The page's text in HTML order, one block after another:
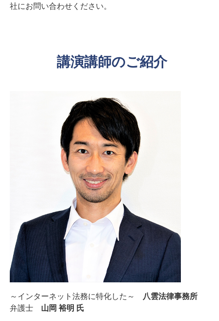
社にお問い合わせください。
講演講師のご紹介
～インターネット法務に特化した～ 八雲法律事務所
弁護士 山岡 裕明 氏